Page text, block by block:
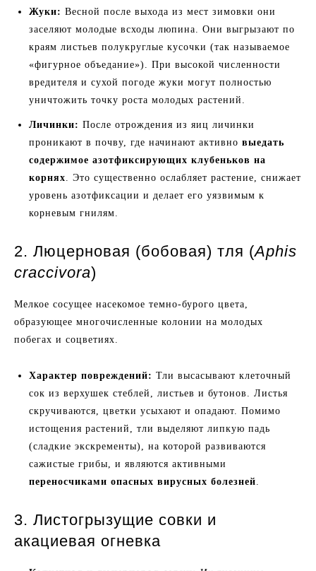
Жуки: Весной после выхода из мест зимовки они
заселяют молодые всходы люпина. Они выгрызают по
краям листьев полукруглые кусочки (так называемое
«фигурное объедание»). При высокой численности
вредителя и сухой погоде жуки могут полностью
уничтожить точку роста молодых растений.
Личинки: После отрождения из яиц личинки
проникают в почву, где начинают активно выедать
содержимое азотфиксирующих клубеньков на
корнях. Это существенно ослабляет растение, снижает
уровень азотфиксации и делает его уязвимым к
корневым гнилям.
2. Люцерновая (бобовая) тля (Aphis
craccivora)
Мелкое сосущее насекомое темно-бурого цвета,
образующее многочисленные колонии на молодых
побегах и соцветиях.
Характер повреждений: Тли высасывают клеточный
сок из верхушек стеблей, листьев и бутонов. Листья
скручиваются, цветки усыхают и опадают. Помимо
истощения растений, тли выделяют липкую падь
(сладкие экскременты), на которой развиваются
сажистые грибы, и являются активными
переносчиками опасных вирусных болезней.
3. Листогрызущие совки и
акациевая огневка